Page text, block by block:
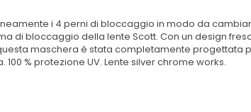
i 4 perni di bloccaggio in modo da
di bloccaggio della lente Scott. Con un design
maschera è stata completamente progettata
% protezione UV. Lente silver chrome works.